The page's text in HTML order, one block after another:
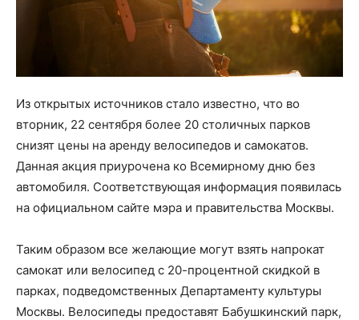
Из открытых источников стало известно, что во
вторник, 22 сентября более 20 столичных парков
снизят цены на аренду велосипедов и самокатов.
Данная акция приурочена ко Всемирному дню без
автомобиля. Соответствующая информация появилась
на официальном сайте мэра и правительства Москвы.
Таким образом все желающие могут взять напрокат
самокат или велосипед с 20-процентной скидкой в
парках, подведомственных Департаменту культуры
Москвы. Велосипеды предоставят Бабушкинский парк,